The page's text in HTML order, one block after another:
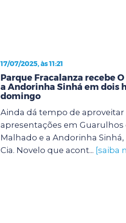
17/07/2025, às 11:21
Parque Fracalanza recebe
a Andorinha Sinhá em dois
domingo
Ainda dá tempo de
apresentações em Guarulhos
Malhado e a Andorinha
Cia. Novelo que acont... [saiba